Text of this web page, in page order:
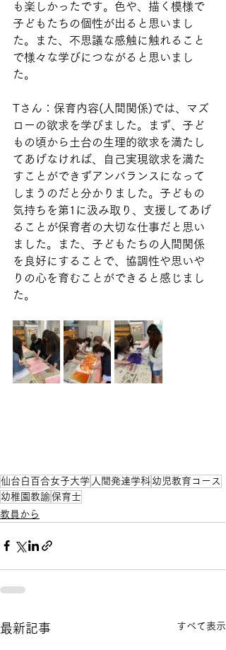
も楽しかったです。色や、描く模様で
子どもたちの個性が出ると思いまし
た。また、不思議な感触に触れること
で様々な学びにつながると思いまし
た。
Tさん：保育内容(人間関係)では、マズ
ローの欲求を学びました。まず、子ど
もの頃から土台の生理的欲求を満たし
てあげなければ、自己実現欲求を満た
すことができずアンバランスになって
しまうのだと分かりました。子どもの
気持ちを第1に汲み取り、支援してあげ
ることが保育者の大切な仕事だと思い
ました。また、子どもたちの人間関係
を良好にすることで、協調性や思いや
りの心を育むことができると感じまし
た。
仙台白百合女子大学 人間発達学科 幼児教育コース
幼稚園教諭保育士
教員から
最新記事 すべて表示